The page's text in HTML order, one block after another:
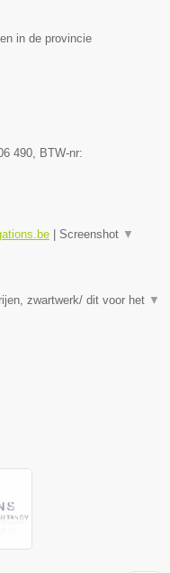
in de provincie
490 , BTW-nr:
| Screenshot ▼
zwartwerk/ dit voor het ▼